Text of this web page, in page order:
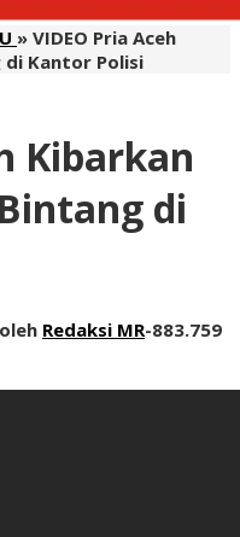
» VIDEO Pria Aceh
di Kantor Polisi
Kibarkan
di
oleh Redaksi MR-883.759